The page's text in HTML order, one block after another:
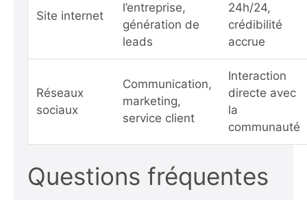
Site internet
l’entreprise,
génération de
leads
24h/24,
crédibilité
accrue
Réseaux
sociaux
Communication,
marketing,
service client
Interaction
directe avec
la
communauté
Questions fréquentes